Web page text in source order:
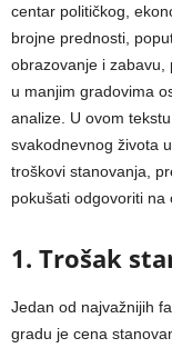
centar političkog,
brojne prednosti,
obrazovanje i zabavu,
u manjim gradovima
analize. U ovom
svakodnevnog života
troškovi stanovanja,
pokušati odgovoriti na
1. Trošak
Jedan od najvažnijih
gradu je cena